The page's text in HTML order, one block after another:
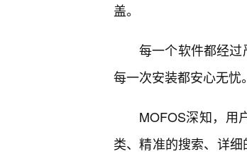
盖。
每一个软件都经
每一次安装都安心无忧。
MOFOS深知，用
类、精准的搜索、详